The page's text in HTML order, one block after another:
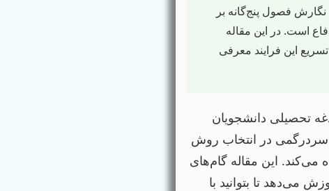
فصول پنج‌گانه بر
است. در این مقاله
این فرایند معرفی
تحصیلی دانشجویان
در انتخاب روش
می‌کند. این مقاله گام‌های
می‌دهد تا بتوانید با